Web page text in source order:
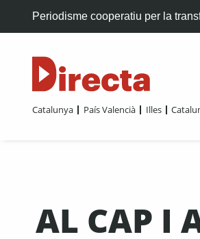
Periodisme cooperatiu per la
Catalunya País Valencià Illes
AL CAP I